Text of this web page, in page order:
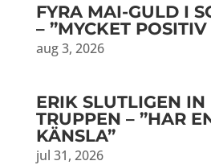
FYRA MAI-GULD I
– ”MYCKET
aug 3, 2026
ERIK SLUTLIGEN IN
TRUPPEN – ”HAR
KÄNSLA”
jul 31, 2026